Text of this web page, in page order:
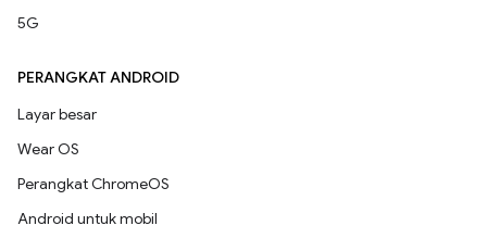
5G
PERANGKAT ANDROID
Layar besar
Wear OS
Perangkat ChromeOS
Android untuk mobil